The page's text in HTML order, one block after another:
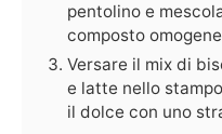
pentolino e
composto
Versare il mix di
e latte nello
il dolce con uno